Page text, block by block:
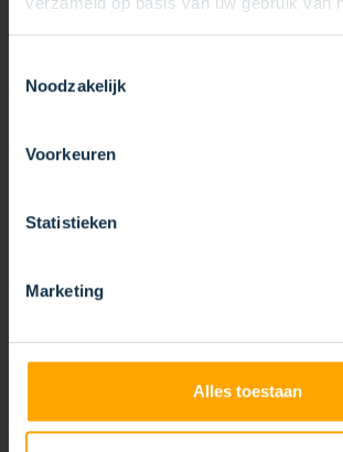
Noodzakelijk
Voorkeuren
Statistieken
Marketing
Alles toestaan
STRIPBORSTELWALS